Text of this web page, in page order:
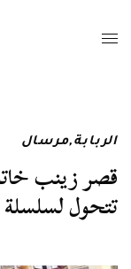
الربابة,مرسال
قصر زينب
تتحول